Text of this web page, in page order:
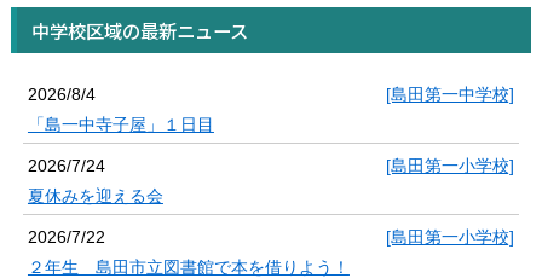
中学校区域の最新ニュース
2026/8/4
[島田第一中学校]
「島一中寺子屋」１日目
2026/7/24
[島田第一小学校]
夏休みを迎える会
2026/7/22
[島田第一小学校]
２年生 島田市立図書館で本を借りよう！